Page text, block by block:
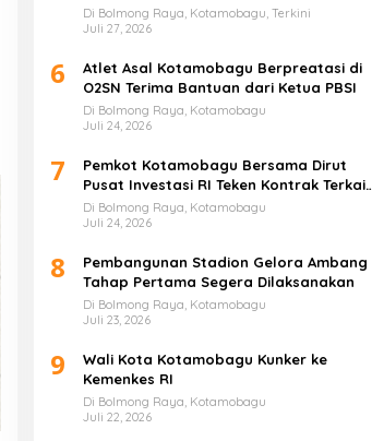
Di Bolmong Raya, Kotamobagu, Terkini
Juli 27, 2026
6
Atlet Asal Kotamobagu Berpreatasi di
O2SN Terima Bantuan dari Ketua PBSI
Di Bolmong Raya, Kotamobagu
Juli 24, 2026
7
Pemkot Kotamobagu Bersama Dirut
Pusat Investasi RI Teken Kontrak Terkait
UMKM
Di Bolmong Raya, Kotamobagu
Juli 24, 2026
8
Pembangunan Stadion Gelora Ambang
Tahap Pertama Segera Dilaksanakan
Di Bolmong Raya, Kotamobagu
Juli 23, 2026
9
Wali Kota Kotamobagu Kunker ke
Kemenkes RI
Di Bolmong Raya, Kotamobagu
Juli 22, 2026